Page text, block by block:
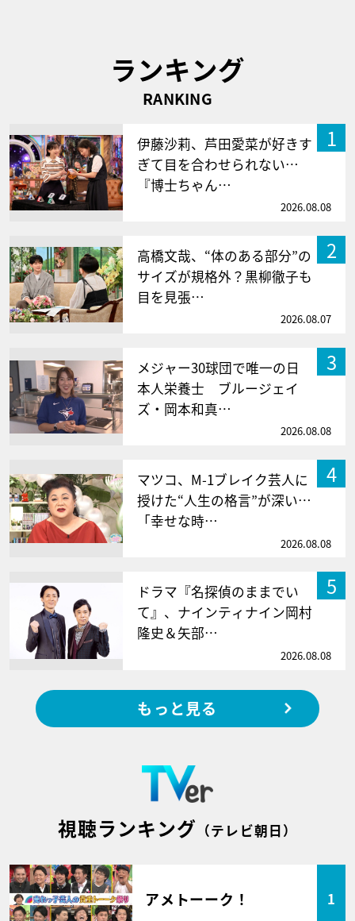
ランキング
RANKING
1
伊藤沙莉、芦田愛菜が好きす
ぎて目を合わせられない…
『博士ちゃん…
2026.08.08
2
高橋文哉、“体のある部分”の
サイズが規格外？黒柳徹子も
目を見張…
2026.08.07
3
メジャー30球団で唯一の日
本人栄養士 ブルージェイ
ズ・岡本和真…
2026.08.08
4
マツコ、M-1ブレイク芸人に
授けた“人生の格言”が深い…
「幸せな時…
2026.08.08
5
ドラマ『名探偵のままでい
て』、ナインティナイン岡村
隆史＆矢部…
2026.08.08
もっと見る
視聴ランキング （テレビ朝日）
アメトーーク！ 1